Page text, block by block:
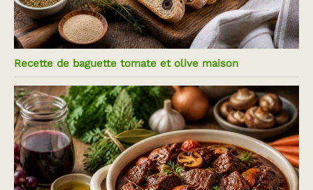
Recette de baguette tomate et olive maison